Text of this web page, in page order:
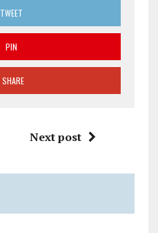
TWEET
PIN
SHARE
Next post